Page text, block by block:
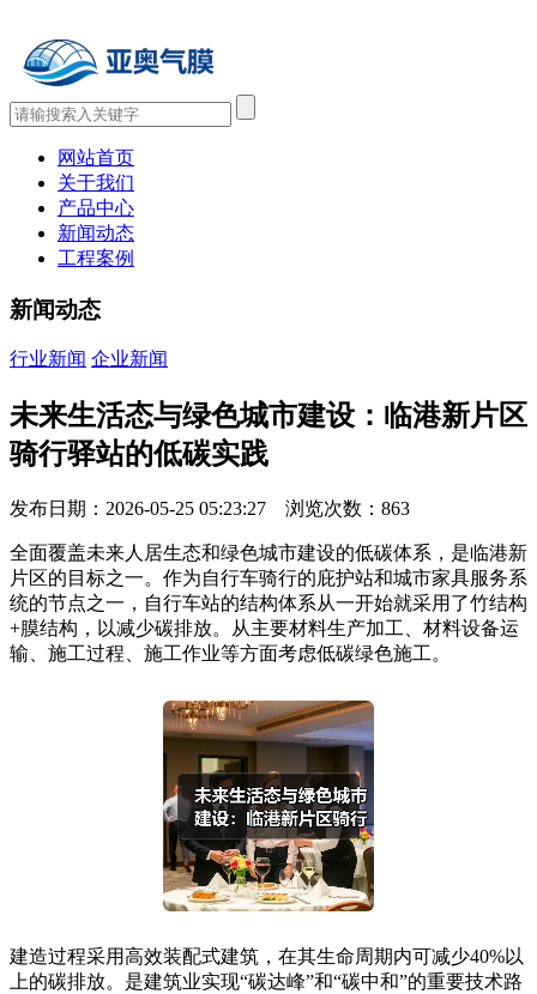
网站首页
关于我们
产品中心
新闻动态
工程案例
新闻动态
行业新闻 企业新闻
未来生活态与绿色城市建设：临港新片区
骑行驿站的低碳实践
发布日期：2026-05-25 05:23:27 浏览次数： 863
全面覆盖未来人居生态和绿色城市建设的低碳体系，是临港新
片区的目标之一。作为自行车骑行的庇护站和城市家具服务系
统的节点之一，自行车站的结构体系从一开始就采用了竹结构
+膜结构，以减少碳排放。从主要材料生产加工、材料设备运
输、施工过程、施工作业等方面考虑低碳绿色施工。
建造过程采用高效装配式建筑，在其生命周期内可减少40%以
上的碳排放。是建筑业实现“碳达峰”和“碳中和”的重要技术路